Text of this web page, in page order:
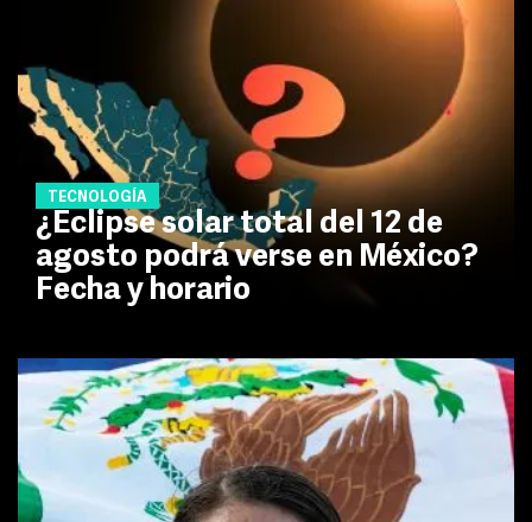
TECNOLOGÍA
¿Eclipse solar total del 12 de
agosto podrá verse en México?
Fecha y horario